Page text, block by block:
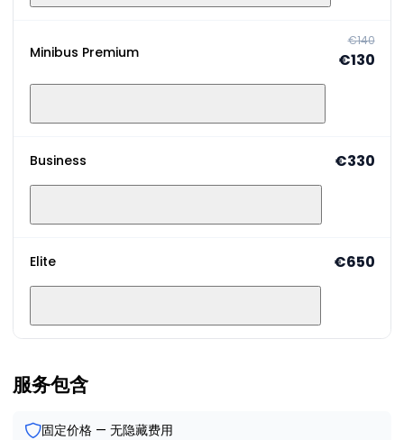
Minibus Premium
€140
€130
Business €330
Elite €650
服务包含
固定价格 — 无隐藏费用